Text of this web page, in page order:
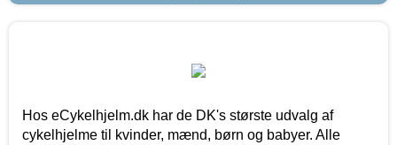
Hos eCykelhjelm.dk har de DK's største udvalg af
cykelhjelme til kvinder, mænd, børn og babyer. Alle